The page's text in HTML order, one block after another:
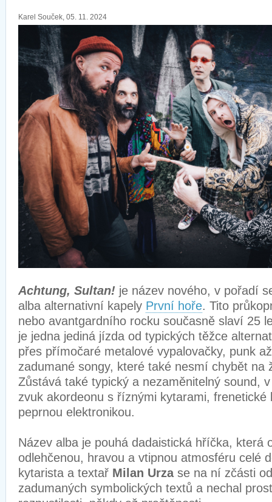
Karel Souček, 05. 11. 2024
Achtung, Sultan! je název nového, v pořadí
alba alternativní kapely První hoře. Tito
nebo avantgardního rocku současně slaví 25
je jedna jediná jízda od typických těžce
přes přímočaré metalové vypalovačky, punk
zadumané songy, které také nesmí chybět na
Zůstává také typický a nezaměnitelný sound,
zvuk akordeonu s říznými kytarami,
peprnou elektronikou.
Název alba je pouhá dadaistická hříčka, která
odlehčenou, hravou a vtipnou atmosféru celé
kytarista a textař Milan Urzase na ní zčásti
zadumaných symbolických textů a nechal